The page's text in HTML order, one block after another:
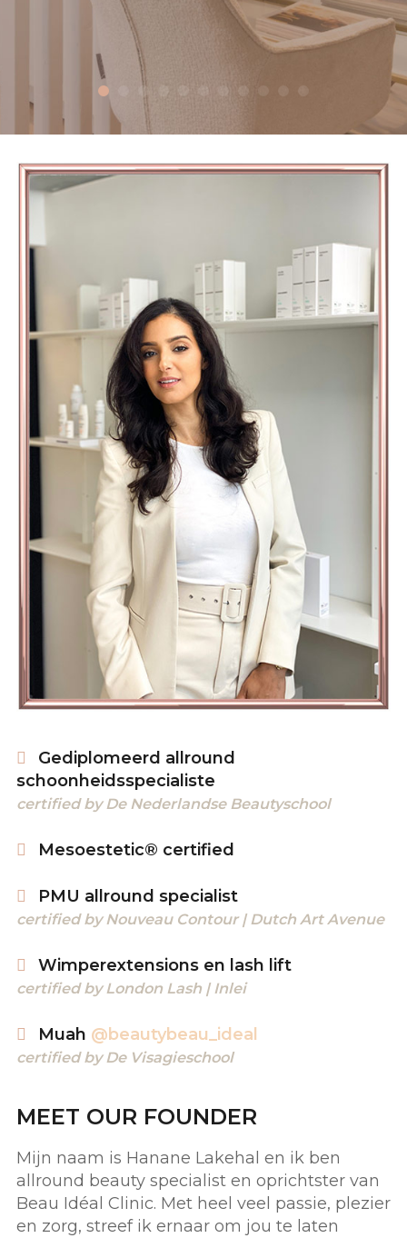
Gediplomeerd allround
schoonheidsspecialiste
certified by De Nederlandse Beautyschool
Mesoestetic® certified
PMU allround specialist
certified by Nouveau Contour | Dutch Art Avenue
Wimperextensions en lash lift
certified by London Lash | Inlei
Muah @beautybeau_ideal
certified by De Visagieschool
MEET OUR FOUNDER
Mijn naam is Hanane Lakehal en ik ben
allround beauty specialist en oprichtster van
Beau Idéal Clinic. Met heel veel passie, plezier
en zorg, streef ik ernaar om jou te laten